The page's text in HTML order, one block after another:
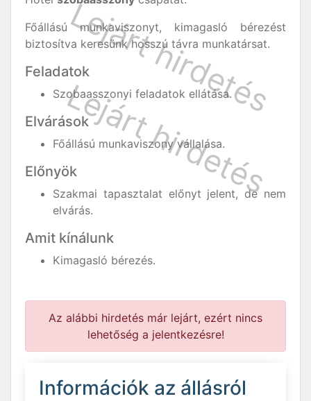
Főállású munkaviszonyt, kimagasló bérezést
biztosítva keresünk hosszú távra munkatársat.
Feladatok
Szobaasszonyi feladatok ellátása.
Elvárások
Főállású munkaviszony vállalása.
Előnyök
Szakmai tapasztalat előnyt jelent, de nem
elvárás.
Amit kínálunk
Kimagasló bérezés.
Az alábbi hirdetés már lejárt, ezért nincs
lehetőség a jelentkezésre!
Információk az állásról